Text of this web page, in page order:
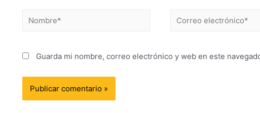
Guarda mi nombre, correo electrónico y web en este